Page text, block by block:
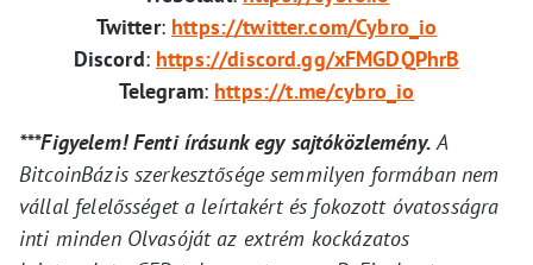
Twitter: https://twitter.com/Cybro_io
Discord: https://discord.gg/xFMGDQPhrB
Telegram: https://t.me/cybro_io
***Figyelem! Fenti írásunk egy sajtóközlemény.A
BitcoinBázis szerkesztősége semmilyen formában nem
vállal felelősséget a leírtakért és fokozott óvatosságra
inti minden Olvasóját az extrém kockázatos